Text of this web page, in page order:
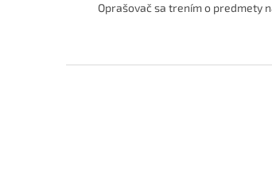
Oprašovač sa trením o predmety